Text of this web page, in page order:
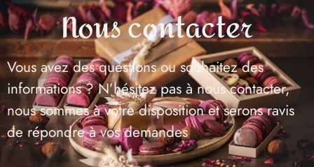
Nous contacter
Vous avez des questions ou souhaitez des
informations ? N’hésitez pas à nous contacter,
nous sommes à votre disposition et serons ravis
de répondre à vos demandes